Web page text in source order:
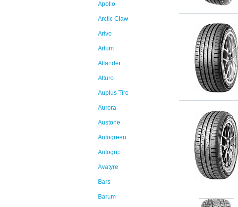
Apollo
Arctic Claw
Arivo
Artum
Atlander
Atturo
Auplus Tire
Aurora
Austone
Autogreen
Autogrip
Avatyre
Bars
Barum